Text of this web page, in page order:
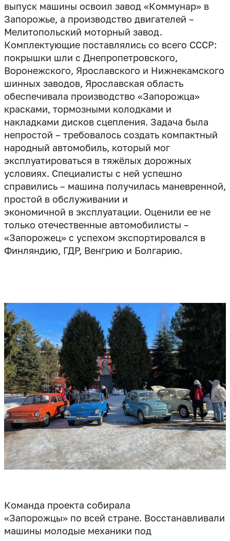
выпуск машины освоил завод «Коммунар» в
Запорожье, а производство двигателей –
Мелитопольский моторный завод.
Комплектующие поставлялись со всего СССР:
покрышки шли с Днепропетровского,
Воронежского, Ярославского и Нижнекамского
шинных заводов, Ярославская область
обеспечивала производство «Запорожца»
красками, тормозными колодками и
накладками дисков сцепления. Задача была
непростой – требовалось создать компактный
народный автомобиль, который мог
эксплуатироваться в тяжёлых дорожных
условиях. Специалисты с ней успешно
справились – машина получилась маневренной,
простой в обслуживании и
экономичной в эксплуатации. Оценили ее не
только отечественные автомобилисты –
«Запорожец» с успехом экспортировался в
Финляндию, ГДР, Венгрию и Болгарию.
Команда проекта собирала
«Запорожцы» по всей стране. Восстанавливали
машины молодые механики под